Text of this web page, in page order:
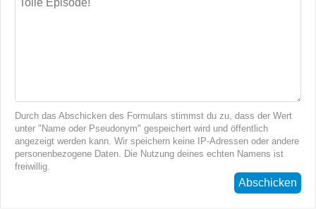
Durch das Abschicken des Formulars stimmst du zu, dass der Wert
unter "Name oder Pseudonym" gespeichert wird und öffentlich
angezeigt werden kann. Wir speichern keine IP-Adressen oder andere
personenbezogene Daten. Die Nutzung deines echten Namens ist
freiwillig.
Abschicken